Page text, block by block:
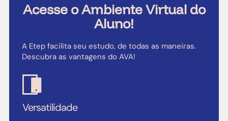
Acesse o Ambiente Virtual do
Aluno!
A Etep facilita seu estudo, de todas as maneiras.
Descubra as vantagens do AVA!
Versatilidade